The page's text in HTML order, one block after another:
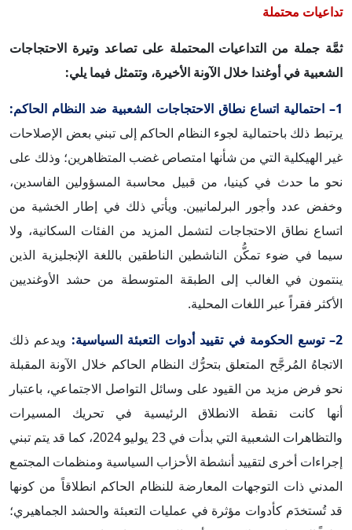
تداعيات محتملة
ثمَّة جملة من التداعيات المحتملة على تصاعد وتيرة الاحتجاجات
الشعبية في أوغندا خلال الآونة الأخيرة، وتتمثل فيما يلي:
1– احتمالية اتساع نطاق الاحتجاجات الشعبية ضد النظام الحاكم:
يرتبط ذلك باحتمالية لجوء النظام الحاكم إلى تبني بعض الإصلاحات
غير الهيكلية التي من شأنها امتصاص غضب المتظاهرين؛ وذلك على
نحو ما حدث في كينيا، من قبيل محاسبة المسؤولين الفاسدين،
وخفض عدد وأجور البرلمانيين. ويأتي ذلك في إطار الخشية من
اتساع نطاق الاحتجاجات لتشمل المزيد من الفئات السكانية، ولا
سيما في ضوء تمكُّن الناشطين الناطقين باللغة الإنجليزية الذين
ينتمون في الغالب إلى الطبقة المتوسطة من حشد الأوغنديين
الأكثر فقراً عبر اللغات المحلية.
2– توسع الحكومة في تقييد أدوات التعبئة السياسية:
ويدعم ذلك
الاتجاهُ المُرجَّح المتعلق بتحرُّك النظام الحاكم خلال الآونة المقبلة
نحو فرض مزيد من القيود على وسائل التواصل الاجتماعي، باعتبار
أنها كانت نقطة الانطلاق الرئيسية في تحريك المسيرات
والتظاهرات الشعبية التي بدأت في 23 يوليو 2024، كما قد يتم تبني
إجراءات أخرى لتقييد أنشطة الأحزاب السياسية ومنظمات المجتمع
المدني ذات التوجهات المعارضة للنظام الحاكم انطلاقاً من كونها
قد تُستخدَم كأدوات مؤثرة في عمليات التعبئة والحشد الجماهيري؛